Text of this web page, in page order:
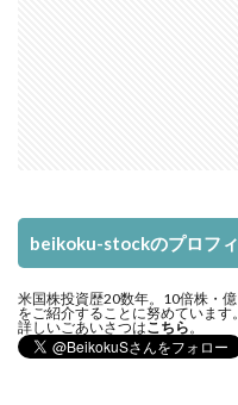
beikoku-stockのプロフ
米国株投資歴20数年。10倍株・
をご紹介することに努めていま
詳しいごあいさつはこちら 。